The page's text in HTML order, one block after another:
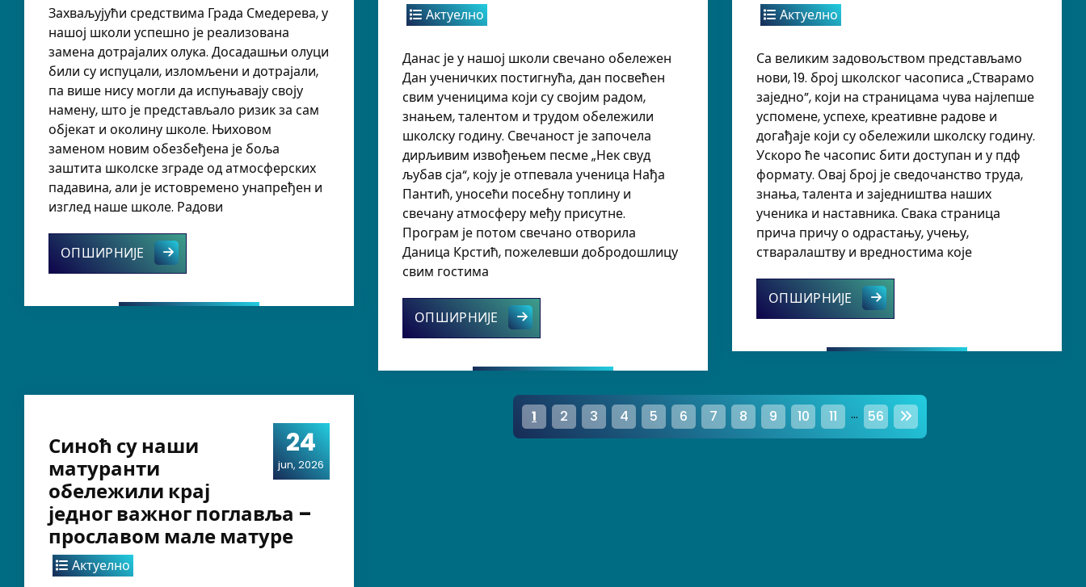
Захваљујући средствима Града Смедерева, у
нашој школи успешно је реализована
замена дотрајалих олука. Досадашњи олуци
били су испуцали, изломљени и дотрајали,
па више нису могли да испуњавају своју
намену, што је представљало ризик за сам
објекат и околину школе. Њиховом
заменом новим обезбеђена је боља
заштита школске зграде од атмосферских
падавина, али је истовремено унапређен и
изглед наше школе. Радови
ОПШИРНИЈЕ Нови олуци за лепшу и безбеднију школу
Актуелно
Данас је у нашој школи свечано обележен
Дан ученичких постигнућа, дан посвећен
свим ученицима који су својим радом,
знањем, талентом и трудом обележили
школску годину. Свечаност је започела
дирљивим извођењем песме „Нек свуд
љубав сја“, коју је отпевала ученица Нађа
Пантић, уносећи посебну топлину и
свечану атмосферу међу присутне.
Програм је потом свечано отворила
Даница Крстић, пожелевши добродошлицу
свим гостима
ОПШИРНИЈЕ Дан ученичких постигнућа – дан поноса, знања и успеха
Актуелно
Са великим задовољством представљамо
нови, 19. број школског часописа „Стварамо
заједно”, који на страницама чува најлепше
успомене, успехе, креативне радове и
догађаје који су обележили школску годину.
Ускоро ће часопис бити доступан и у пдф
формату. Овај број је сведочанство труда,
знања, талента и заједништва наших
ученика и наставника. Свака страница
прича причу о одрастању, учењу,
стваралаштву и вредностима које
ОПШИРНИЈЕ Представљен је 19. број школског
24
jun, 2026
Синоћ су наши
матуранти
обележили крај
једног важног поглавља –
прославом мале матуре
Актуелно
P
a
1 2 3 4 5 6 7 8 9 10 11 … 56